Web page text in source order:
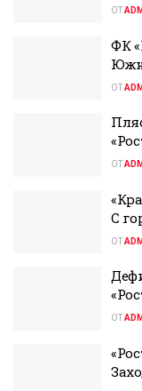
ОТ
ФК
ОТ
ОТ
С
ОТ
ОТ